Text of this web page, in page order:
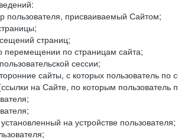
пользователя, присваиваемый Сайтом;
страниц;
по страницам сайта;
сессии;
сайты, с которых пользователь по
на Сайте, по которым пользователь
на устройстве пользователя;